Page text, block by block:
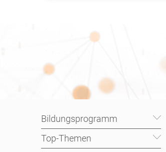
Bildungsprogramm
Top-Themen